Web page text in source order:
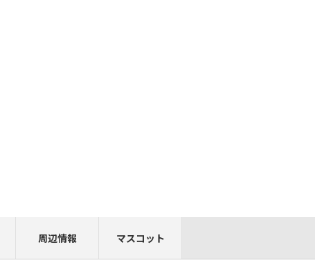
周辺情報 マスコット